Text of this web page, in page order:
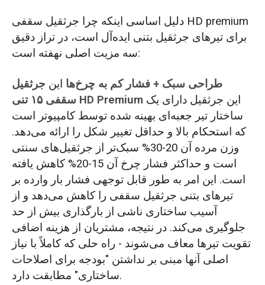
دلیل اساسی اینکه چرا جرثقیل سقفی HD premium
برای تیرهای جرثقیل بتنی ایده‌آل است، در تراز دقیق
سه مزیت اصلی نهفته است:
طراحی سبک + فشار کم به چرخ‌ها این جرثقیل
سقفی ۱۵ تنی HD Premium
ساختار تیر جعبه‌ای بهینه شده توسط کامپیوتر است
که استحکام بالا و حداقل تغییر شکل را ارائه می‌دهد.
وزن مرده آن 20-30% سبک‌تر از جرثقیل‌های سنتی
است و حداکثر فشار چرخ آن 15-20% کاهش یافته
است. این امر به طور قابل توجهی فشار بار وارده بر
تیرهای بتنی جرثقیل سقفی را کاهش می‌دهد و از
آسیب ساختاری ناشی از بارگذاری بیش از حد
جلوگیری می‌کند. در نتیجه، مشتریان از هزینه اضافی
تقویت تیرها معاف می‌شوند - راه حلی که کاملاً با نیاز
اصلی آنها مبنی بر نداشتن "بودجه برای اصلاحات
ساختاری" مطابقت دارد.